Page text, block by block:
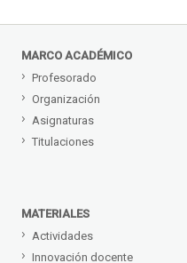
MARCO ACADÉMICO
Profesorado
Organización
Asignaturas
Titulaciones
MATERIALES
Actividades
Innovación docente